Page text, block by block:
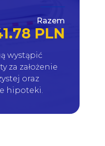
Razem
PLN
wystąpić
za założenie
oraz
hipoteki.